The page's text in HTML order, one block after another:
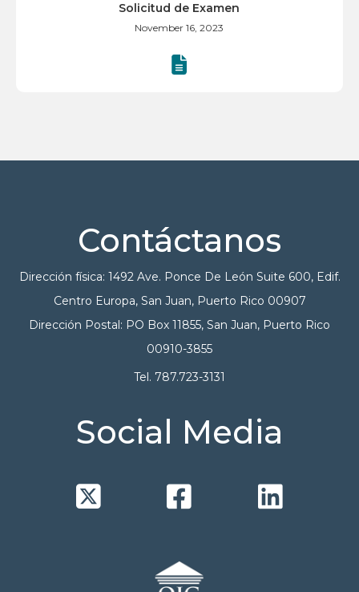
Solicitud de Examen
November 16, 2023
Contáctanos
Dirección física: 1492 Ave. Ponce De León Suite 600, Edif.
Centro Europa, San Juan, Puerto Rico 00907
Dirección Postal: PO Box 11855, San Juan, Puerto Rico
00910-3855
Tel. 787.723-3131
Social Media
  